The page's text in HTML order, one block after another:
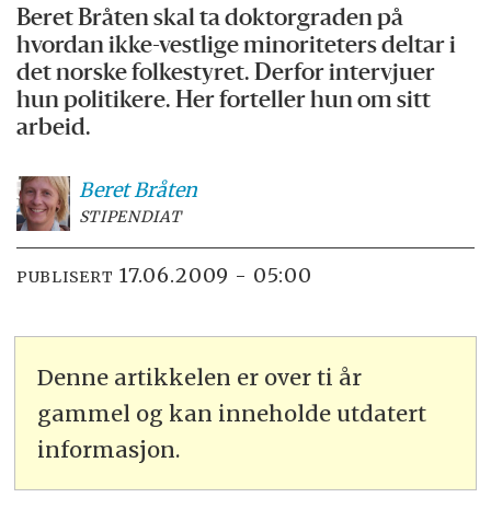
Beret Bråten skal ta doktorgraden på
hvordan ikke-vestlige minoriteters deltar i
det norske folkestyret. Derfor intervjuer
hun politikere. Her forteller hun om sitt
arbeid.
BeretBråten
STIPENDIAT
PUBLISERT 17.06.2009 - 05:00
Denne artikkelen er over ti år
gammel og kan inneholde utdatert
informasjon.